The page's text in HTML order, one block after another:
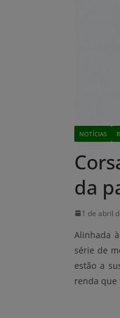
NOTÍCIAS
da
1 de abril
Alinhada
série de
estão a
renda que